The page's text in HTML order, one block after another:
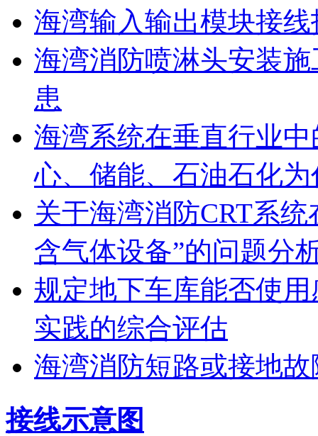
海湾输入输出模块接
海湾消防喷淋头安装
患
海湾系统在垂直行业
心、储能、石油石化
关于海湾消防CRT系
含气体设备”的问题分
规定地下车库能否使
实践的综合评估
海湾消防短路或接地
接线示意图